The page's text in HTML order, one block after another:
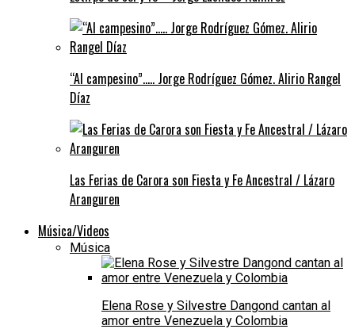
“Al campesino”….. Jorge Rodríguez Gómez. Alirio Rangel
Díaz
Las Ferias de Carora son Fiesta y Fe Ancestral / Lázaro
Aranguren
Música/Videos
Música
Elena Rose y Silvestre Dangond cantan al
amor entre Venezuela y Colombia